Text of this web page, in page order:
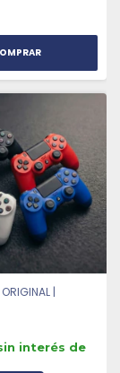
|
interés de